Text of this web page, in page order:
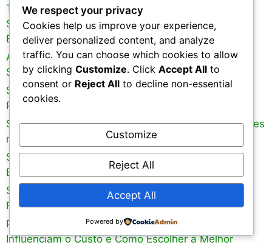
Tela Alambrado Galvanizada, Tela Gradil e Outras
Soluções de Cercamento: O que Considerar ao
Escolher o Melhor Tipo de Tela
Alambrado, Gradil, Tela Galvanizada e Outras
Soluções de Segurança e Cercamento
Stretch Filme: O Melhor Material para Embalagem,
Proteção e Armazenamento
Sombrite para Planta: Preço, Benefícios e Aplicações
no Cultivo de Culturas
Solpack: Inovação e Sustentabilidade no Setor de
Embalagens e Sombreamento
Seladora de Plástico: A Solução Eficiente para
Fechamento e Proteção de Produtos
Preço da Lona e Rolo de Lona: Fatores que
Influenciam o Custo e Como Escolher a Melhor
We respect your privacy
Cookies help us improve your experience,
deliver personalized content, and analyze
traffic. You can choose which cookies to allow
by clicking Customize. Click Accept All to
consent or Reject All to decline non-essential
cookies.
Customize
Reject All
Accept All
Powered by